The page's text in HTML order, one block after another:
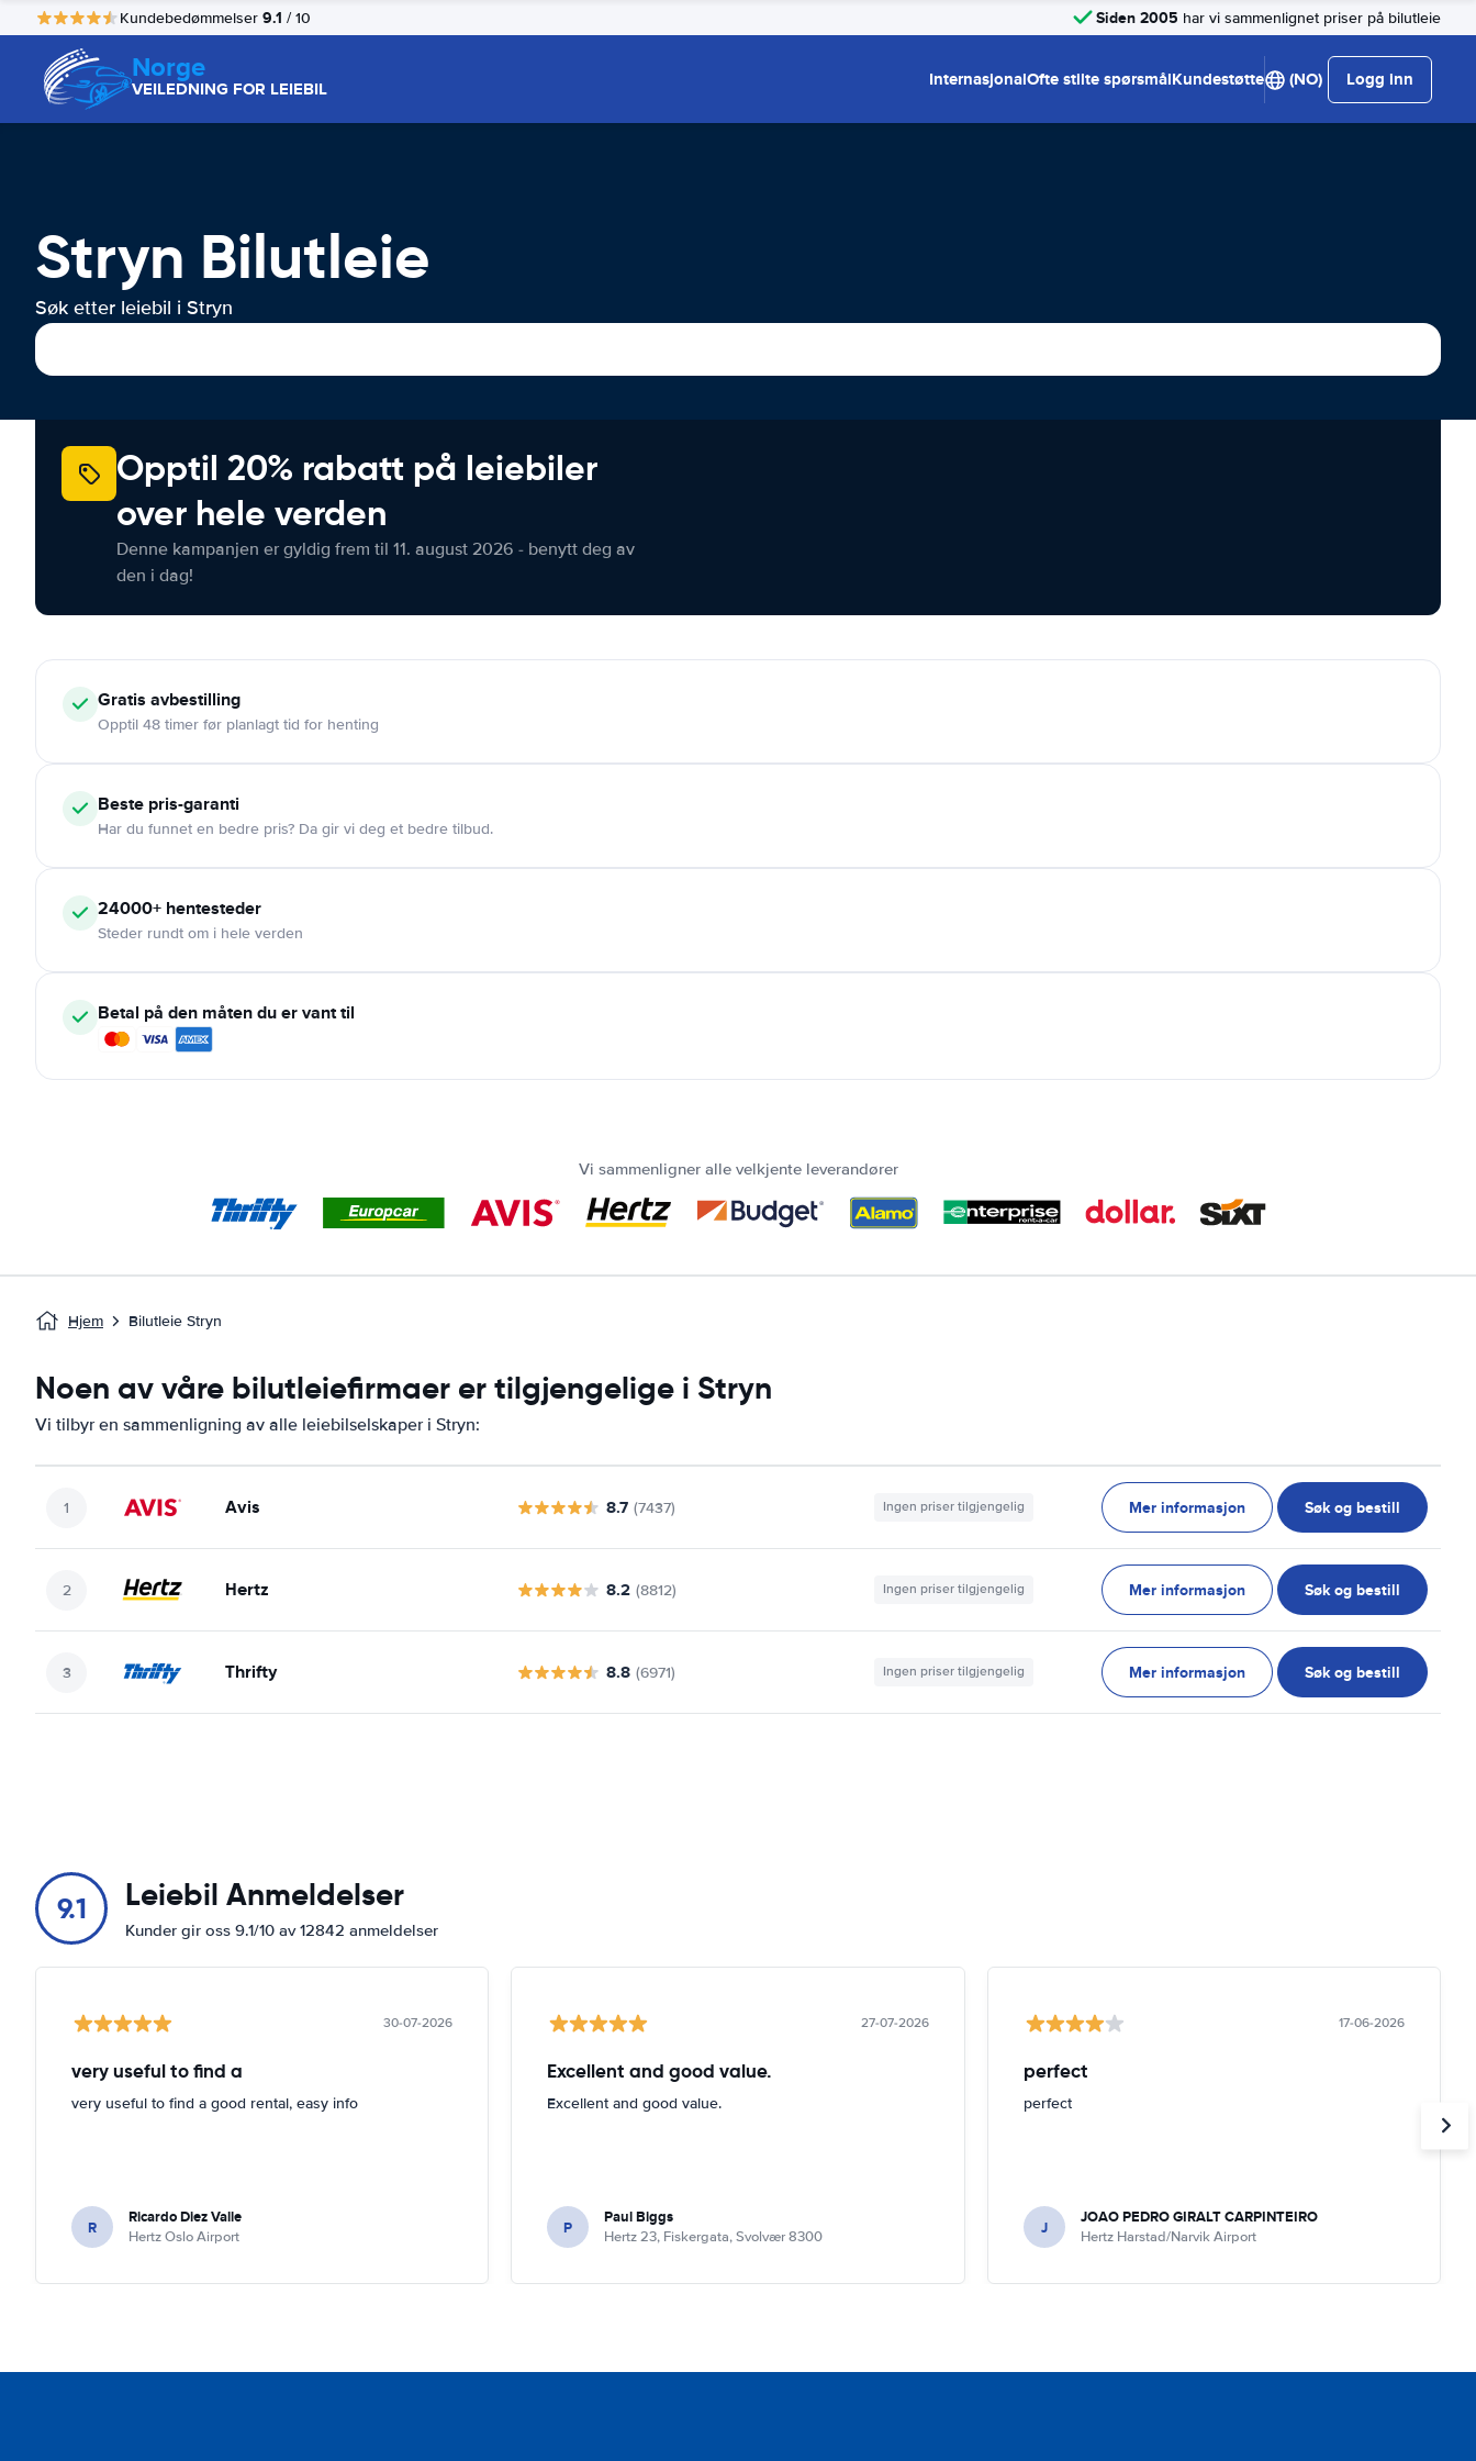
Kundebedømmelser 9.1 / 10 Siden 2005 har vi sammenlignet priser på bilutleie
Norge
VEILEDNING FOR LEIEBIL InternasjonalOfte stilte spørsmålKundestøtte (NO) Logg inn
Stryn Bilutleie
Søk etter leiebil i Stryn
Opptil 20% rabatt på leiebiler
over hele verden
Denne kampanjen er gyldig frem til 11. august 2026 - benytt deg av
den i dag!
Gratis avbestilling
Opptil 48 timer før planlagt tid for henting
Beste pris-garanti
Har du funnet en bedre pris? Da gir vi deg et bedre tilbud.
24000+ hentesteder
Steder rundt om i hele verden
Betal på den måten du er vant til
Vi sammenligner alle velkjente leverandører
Hjem Bilutleie Stryn
Noen av våre bilutleiefirmaer er tilgjengelige i Stryn
Vi tilbyr en sammenligning av alle leiebilselskaper i Stryn:
Avis 8.7 (7437) Ingen priser tilgjengelig Mer informasjon Søk og bestill
Hertz 8.2 (8812) Ingen priser tilgjengelig Mer informasjon Søk og bestill
Thrifty 8.8 (6971) Ingen priser tilgjengelig Mer informasjon Søk og bestill
9.1 Leiebil Anmeldelser
Kunder gir oss 9.1/10 av 12842 anmeldelser
30-07-2026
very useful to find a
very useful to find a good rental, easy info
R Ricardo Diez Valle
Hertz Oslo Airport
27-07-2026
Excellent and good value.
Excellent and good value.
P Paul Biggs
Hertz 23, Fiskergata, Svolvær 8300
17-06-2026
perfect
perfect
J JOAO PEDRO GIRALT CARPINTEIRO
Hertz Harstad/Narvik Airport